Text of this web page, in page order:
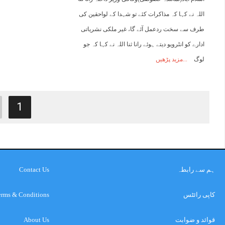
اللہ نے کہا کہ مذاکرات کئے تو شہدا کے لواحقین کی
طرف سے سخت ردعمل آئے گا، غیر ملکی نشریاتی
ادارے کو انٹرویو دیتے ہوئے رانا ثنا اللہ نے کہا کہ جو
لوگ مزید پڑھیں
1
ہم سے رابطہ
کاپی رائٹس
قوائد و ضوابت
Contact Us
& Conditions
About Us